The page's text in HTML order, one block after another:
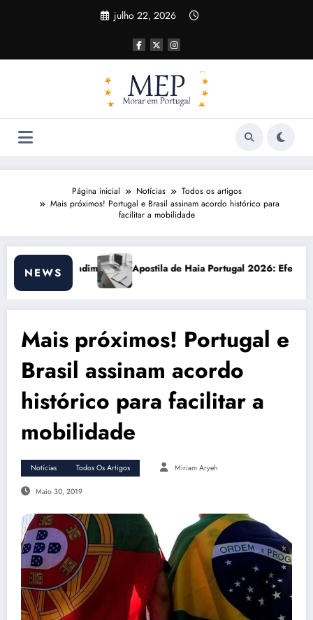
julho 22, 2026
Página inicial Notícias
Todos os artigos
Mais próximos! Portugal e Brasil assinam acordo histórico para
facilitar a mobilidade
NEWS
de Haia Portugal 2026: Efeitos Surpreendentes e Oportunidades
Custo de
Mais próximos! Portugal e
Brasil assinam acordo
histórico para facilitar a
mobilidade
Notícias Todos Os Artigos Miriam Aryeh
Maio 30, 2019